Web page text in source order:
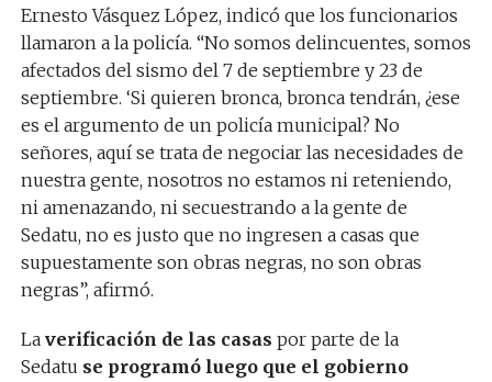
Ernesto Vásquez López, indicó que los funcionarios
llamaron a la policía. “No somos delincuentes, somos
afectados del sismo del 7 de septiembre y 23 de
septiembre. ‘Si quieren bronca, bronca tendrán, ¿ese
es el argumento de un policía municipal? No
señores, aquí se trata de negociar las necesidades de
nuestra gente, nosotros no estamos ni reteniendo,
ni amenazando, ni secuestrando a la gente de
Sedatu, no es justo que no ingresen a casas que
supuestamente son obras negras, no son obras
negras”, afirmó.
La verificación de las casas por parte de la
Sedatu se programó luego que el gobierno